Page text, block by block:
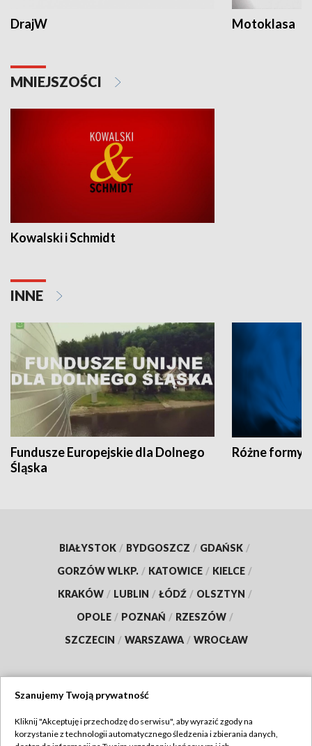
DrajW Motoklasa
MNIEJSZOŚCI
Kowalski i Schmidt
INNE
Fundusze Europejskie dla Dolnego
Śląska
Różne formy
BIAŁYSTOK / BYDGOSZCZ / GDAŃSK /
GORZÓW WLKP. / KATOWICE / KIELCE /
KRAKÓW / LUBLIN / ŁÓDŹ / OLSZTYN /
OPOLE / POZNAŃ / RZESZÓW /
SZCZECIN / WARSZAWA / WROCŁAW
TVP
Szanujemy Twoją prywatność
Kliknij "Akceptuję i przechodzę do serwisu", aby wyrazić zgody na
korzystanie z technologii automatycznego śledzenia i zbierania danych,